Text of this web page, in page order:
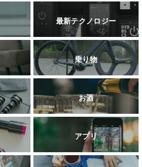
最新テクノロジー
乗り物
お酒
アプリ